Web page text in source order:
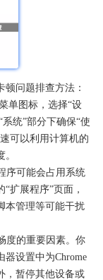
问题排查方法：
单图标，选择“设
统”部分下确保“使
可以利用计算机的
序可能会占用系统
扩展程序”页面，
本管理等可能干扰
度的重要因素。你
设置中为Chrome
，暂停其他设备或